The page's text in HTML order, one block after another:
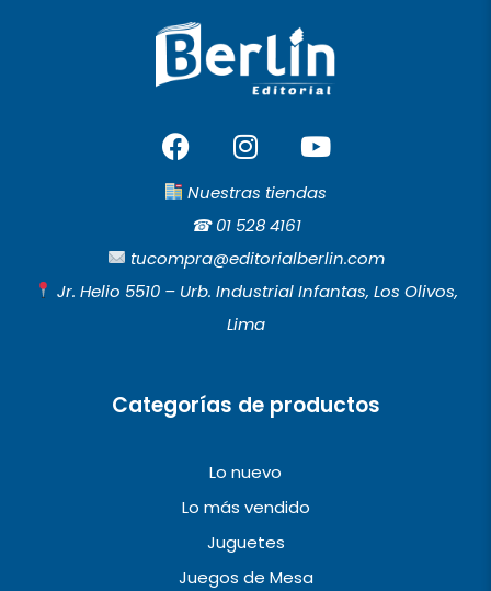
F
a
c
b
o
o
I
n
s
t
a
g
r
a
Y
o
u
u
b
e
Nuestras tiendas
☎︎01 528 4161
tucompra@editorialberlin.com
Jr. Helio 5510 – Urb. Industrial Infantas, Los Olivos,
Lima
Categorías de productos
Lo nuevo
Lo más vendido
Juguetes
Juegos de Mesa